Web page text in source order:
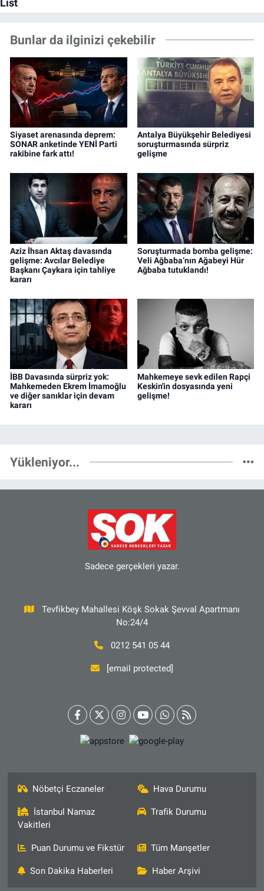
Bunlar da ilginizi çekebilir
Siyaset arenasında deprem:
SONAR anketinde YENİ Parti
rakibine fark attı!
Antalya Büyükşehir Belediyesi
soruşturmasında sürpriz
gelişme
Aziz İhsan Aktaş davasında
gelişme: Avcılar Belediye
Başkanı Çaykara için tahliye
kararı
Soruşturmada bomba gelişme:
Veli Ağbaba’nın Ağabeyi Hür
Ağbaba tutuklandı!
İBB Davasında sürpriz yok:
Mahkemeden Ekrem İmamoğlu
ve diğer sanıklar için devam
kararı
Mahkemeye sevk edilen Rapçi
Keskin'in dosyasında yeni
gelişme!
Yükleniyor...
Sadece gerçekleri yazar.
Tevfikbey Mahallesi Köşk Sokak Şevval Apartmanı
No:24/4
0212 541 05 44
[email protected]
Nöbetçi Eczaneler Hava Durumu
İstanbul Namaz
Vakitleri
Trafik Durumu
Puan Durumu ve Fikstür Tüm Manşetler
Son Dakika Haberleri Haber Arşivi